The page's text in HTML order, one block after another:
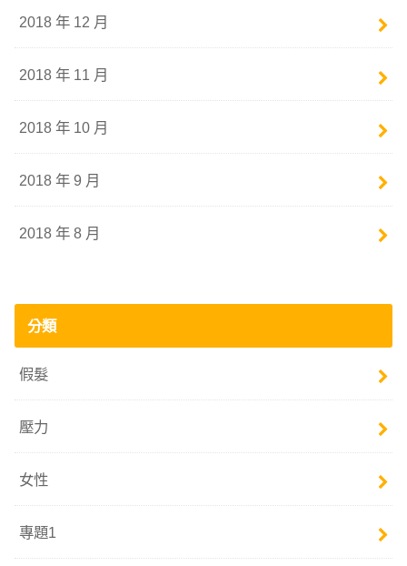
2018 年 12 月
2018 年 11 月
2018 年 10 月
2018 年 9 月
2018 年 8 月
分類
假髮
壓力
女性
專題1